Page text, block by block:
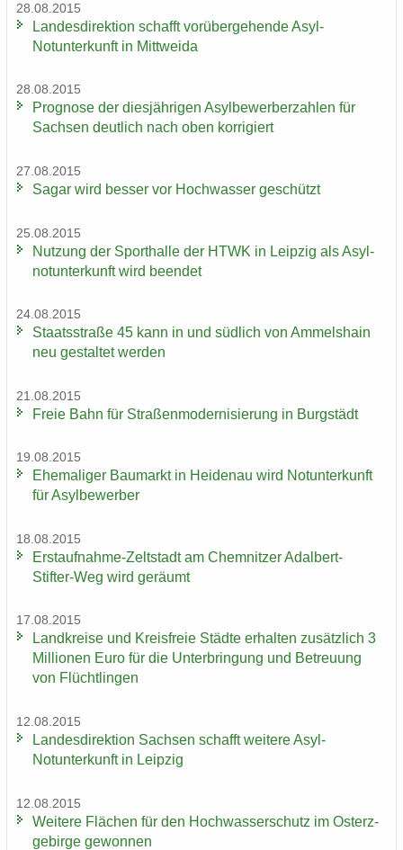
28.08.2015
Lan­des­di­rek­ti­on schafft vor­über­ge­hen­de Asyl-​
Notunterkunft in Mitt­wei­da
28.08.2015
Pro­gno­se der dies­jäh­ri­gen Asyl­be­wer­ber­zah­len für
Sach­sen deut­lich nach oben kor­ri­giert
27.08.2015
Sagar wird bes­ser vor Hoch­was­ser ge­schützt
25.08.2015
Nut­zung der Sport­hal­le der HTWK in Leip­zig als Asyl­
not­un­ter­kunft wird be­en­det
24.08.2015
Staats­stra­ße 45 kann in und süd­lich von Am­mels­hain
neu ge­stal­tet wer­den
21.08.2015
Freie Bahn für Stra­ßen­mo­der­ni­sie­rung in Burg­städt
19.08.2015
Ehe­ma­li­ger Bau­markt in Hei­den­au wird Not­un­ter­kunft
für Asyl­be­wer­ber
18.08.2015
Erstaufnahme-​Zeltstadt am Chem­nit­zer Adalbert-​
Stifter-Weg wird ge­räumt
17.08.2015
Land­krei­se und Kreis­freie Städ­te er­hal­ten zu­sätz­lich 3
Mil­lio­nen Euro für die Un­ter­brin­gung und Be­treu­ung
von Flücht­lin­gen
12.08.2015
Lan­des­di­rek­ti­on Sach­sen schafft wei­te­re Asyl-​
Notunterkunft in Leip­zig
12.08.2015
Wei­te­re Flä­chen für den Hoch­was­ser­schutz im Ost­erz­
ge­bir­ge ge­won­nen